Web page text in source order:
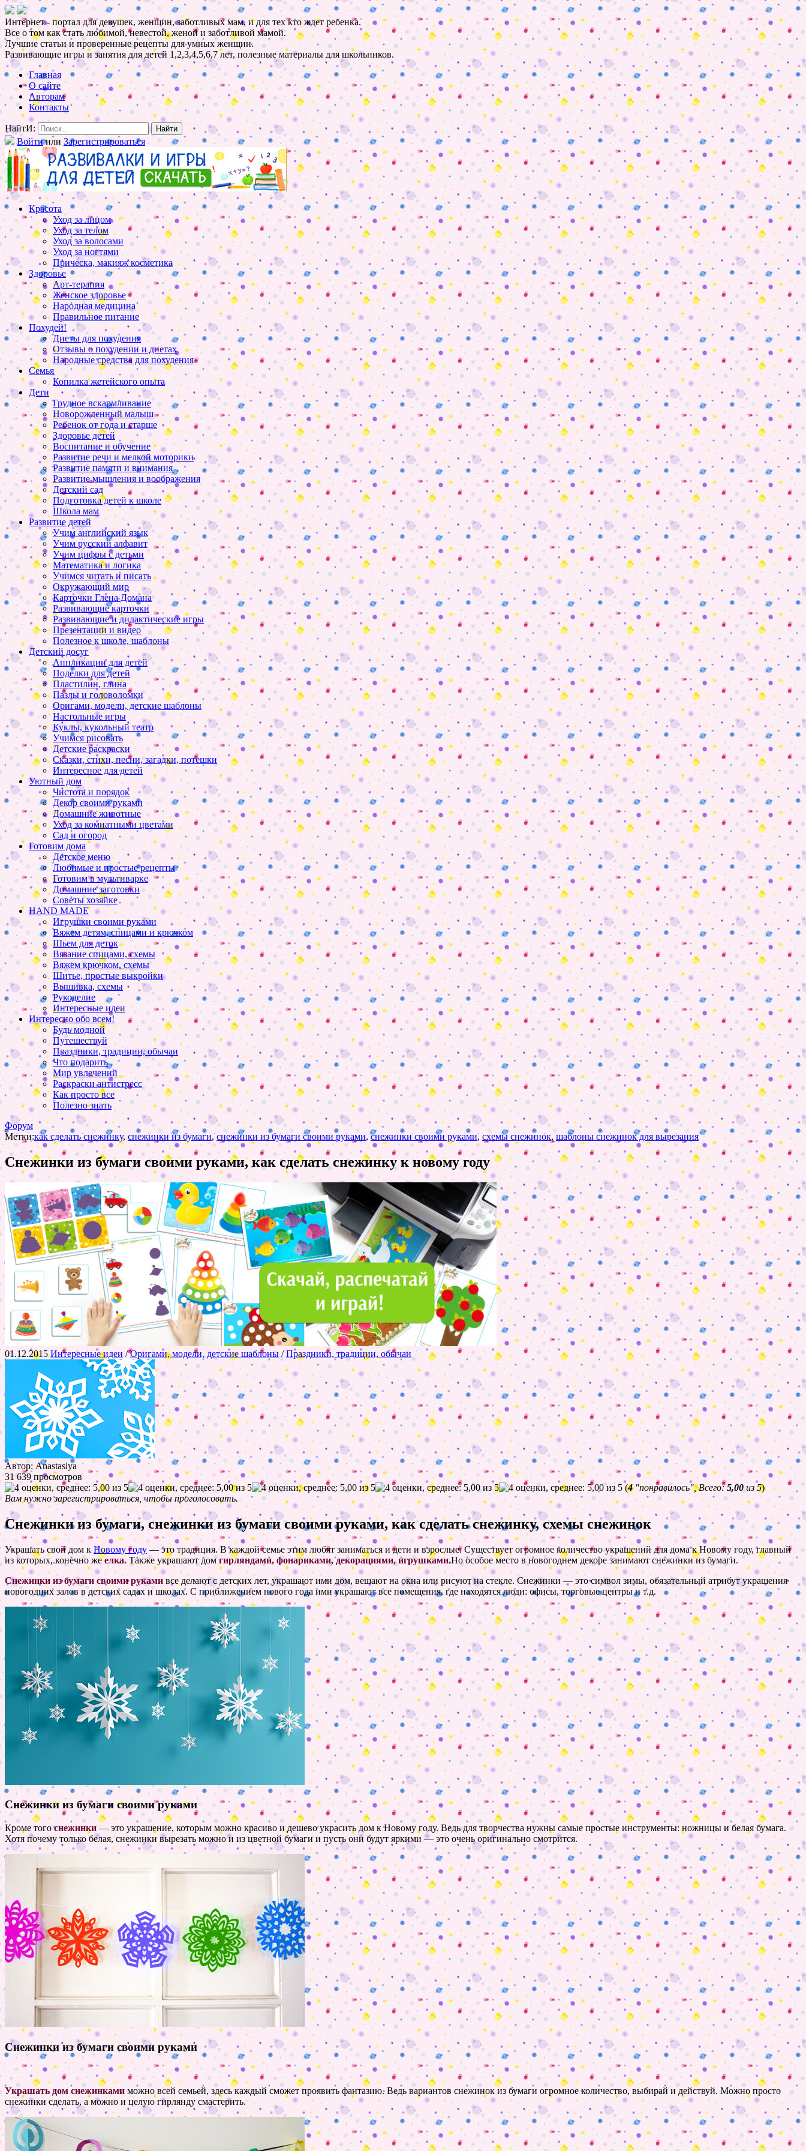
Интернет - портал для девушек, женщин, заботливых мам, и для тех кто ждет ребенка.
Все о том как стать любимой, невестой, женой и заботливой мамой.
Лучшие статьи и проверенные рецепты для умных женщин.
Развивающие игры и занятия для детей 1,2,3,4,5,6,7 лет, полезные материалы для школьников.
Главная
О сайте
Авторам
Контакты
НайтИ:
Войтиили Зарегистрироваться
Красота
Уход за лицом
Уход за телом
Уход за волосами
Уход за ногтями
Прическа, макияж косметика
Здоровье
Арт-терапия
Женское здоровье
Народная медицина
Правильное питание
Похудей!
Диеты для похудения
Отзывы о похудении и диетах
Народные средства для похудения
Семья
Копилка жетейского опыта
Дети
Грудное вскармливание
Новорожденный малыш
Ребенок от года и старше
Здоровье детей
Воспитание и обучение
Развитие речи и мелкой моторики
Развитие памяти и внимания
Развитие мышления и воображения
Детский сад
Подготовка детей к школе
Школа мам
Развитие детей
Учим английский язык
Учим русский алфавит
Учим цифры с детьми
Математика и логика
Учимся читать и писать
Окружающий мир
Карточки Глена Домана
Развивающие карточки
Развивающие и дидактические игры
Презентации и видео
Полезное к школе, шаблоны
Детский досуг
Аппликации для детей
Поделки для детей
Пластилин, глина
Пазлы и головоломки
Оригами, модели, детские шаблоны
Настольные игры
Куклы, кукольный театр
Учимся рисовать
Детские раскраски
Сказки, стихи, песни, загадки, потешки
Интересное для детей
Уютный дом
Чистота и порядок
Декор своими руками
Домашние животные
Уход за комнатными цветами
Сад и огород
Готовим дома
Детское меню
Любимые и простые рецепты
Готовим в мультиварке
Домашние заготовки
Советы хозяйке
HAND MADE
Игрушки своими руками
Вяжем детям, спицами и крючком
Шьем для деток
Вязание спицами, схемы
Вяжем крючком, схемы
Шитье, простые выкройки
Вышивка, схемы
Рукоделие
Интересные идеи
Интересно обо всем!
Будь модной
Путешествуй
Праздники, традиции, обычаи
Что подарить
Мир увлечений
Раскраски антистресс
Как просто все
Полезно знать
Форум
Метки:как сделать снежинку, снежинки из бумаги,снежинки из бумаги своими руками,снежинки своими руками, схемы снежинок, шаблоны снежинок для вырезания
Снежинки из бумаги своими руками, как сделать снежинку к новому году
01.12.2015Интересные идеи /Оригами, модели, детские шаблоны /Праздники, традиции, обычаи
Автор: Anastasiya
31 639 просмотров
(4"понравилось", Всего:5,00из 5)
Вам нужно зарегистрироваться, чтобы проголосовать.
Снежинки из бумаги, снежинки из бумаги своими руками, как сделать снежинку, схемы снежинок
Украшать свой дом к Новому году — это традиция. В каждой семье этим любят заниматься и дети и взрослые. Существует огромное количество украшений для дома к Новому году, главный
из которых, конечно жеелка. Также украшают домгирляндами, фонариками, декорациями, игрушками.Но особое место в новогоднем декоре занимают снежинки из бумаги.
Снежинки из бумаги своими руками все делают с детских лет, украшают ими дом, вешают на окна или рисуют на стекле. Снежинки — это символ зимы, обязательный атрибут украшения
новогодних залов в детских садах и школах. С приближением нового года ими украшают все помещения, где находятся люди: офисы, торговые центры и т.д.
Снежинки из бумаги своими руками
Кроме тогоснежинки — это украшение, которым можно красиво и дешево украсить дом к Новому году. Ведь для творчества нужны самые простые инструменты: ножницы и белая бумага.
Хотя почему только белая, снежинки вырезать можно и из цветной бумаги и пусть они будут яркими — это очень оригинально смотрится.
Снежинки из бумаги своими руками
Украшать дом снежинками можно всей семьей, здесь каждый сможет проявить фантазию. Ведь вариантов снежинок из бумаги огромное количество, выбирай и действуй. Можно просто
снежинки сделать, а можно и целую гирлянду смастерить.